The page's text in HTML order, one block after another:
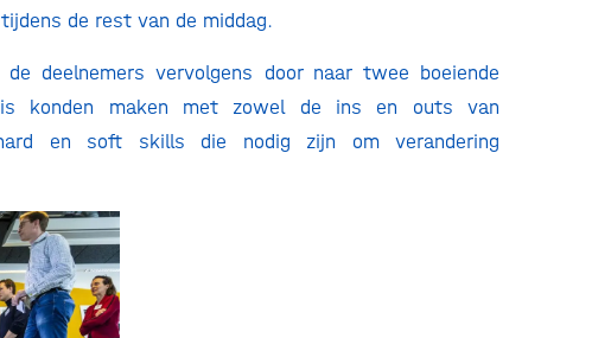
de rest van de middag.
de deelnemers vervolgens door naar twee boeiende
konden maken met zowel de ins en outs van
en soft skills die nodig zijn om verandering